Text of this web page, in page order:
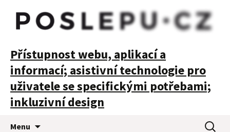
POSLEPU
Přístupnost webu, aplikací a
informací; asistivní technologie pro
uživatele se specifickými potřebami;
inkluzivní design
Menu